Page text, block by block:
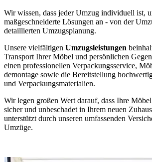
Wir wissen, dass jeder Umzug individuell ist,
maßgeschneiderte Lösungen an - von der
detaillierten Umzugsplanung.
Unsere vielfältigen Umzugsleistungen
Transport Ihrer Möbel und persönlichen
einen professionellen Verpackungsservice,
demontage sowie die Bereitstellung
und Verpackungsmaterialien.
Wir legen großen Wert darauf, dass Ihre
sicher und unbeschadet in Ihrem neuen
unterstützt durch unseren umfassenden
Umzüge.